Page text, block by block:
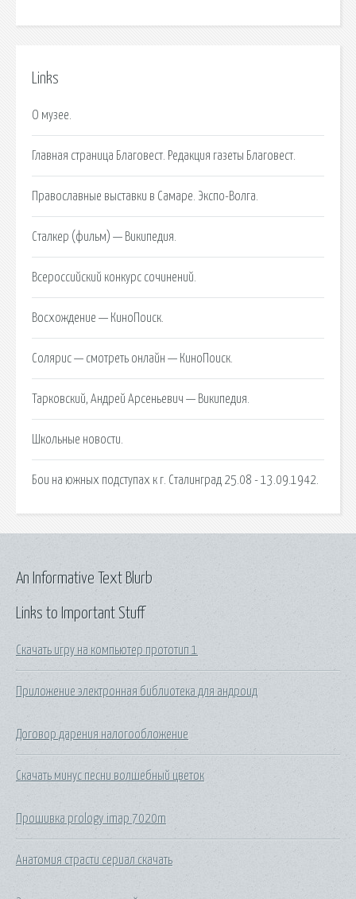
Links
О музее.
Главная страница Благовест. Редакция газеты Благовест.
Православные выставки в Самаре. Экспо-Волга.
Сталкер (фильм) — Википедия.
Всероссийский конкурс сочинений.
Восхождение — КиноПоиск.
Солярис — смотреть онлайн — КиноПоиск.
Тарковский, Андрей Арсеньевич — Википедия.
Школьные новости.
Бои на южных подступах к г. Сталинград 25.08 - 13.09.1942.
Links to Important Stuff
Скачать игру на компьютер прототип 1
Приложение электронная библиотека для андроид
Договор дарения налогообложение
Скачать минус песни волшебный цветок
Прошивка prology imap 7020m
Анатомия страсти сериал скачать
An Informative Text Blurb